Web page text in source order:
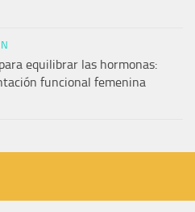
equilibrar las hormonas:
funcional femenina